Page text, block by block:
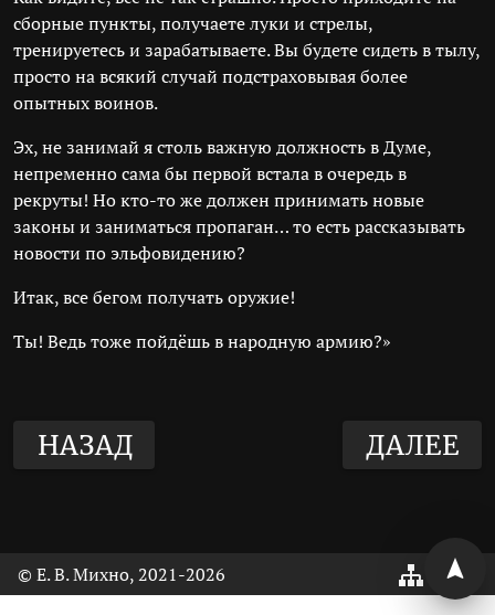
сборные пункты, получаете луки и стрелы,
тренируетесь и зарабатываете. Вы будете сидеть в тылу,
просто на всякий случай подстраховывая более
опытных воинов.
Эх, не занимай я столь важную должность в Думе,
непременно сама бы первой встала в очередь в
рекруты! Но кто-то же должен принимать новые
законы и заниматься пропаган… то есть рассказывать
новости по эльфовидению?
Итак, все бегом получать оружие!
Ты! Ведь тоже пойдёшь в народную армию?»
НАЗАД ДАЛЕЕ
© Е. В. Михно, 2021-2026